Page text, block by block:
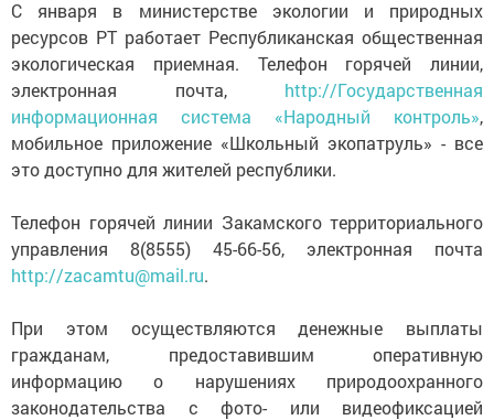
С января в министерстве экологии и природных
ресурсов РТ работает Республиканская общественная
экологическая приемная. Телефон горячей линии,
электронная почта, http://Государственная
информационная система «Народный контроль»,
мобильное приложение «Школьный экопатруль» - все
это доступно для жителей республики.
Телефон горячей линии Закамского территориального
управления 8(8555) 45-66-56, электронная почта
http://zacamtu@mail.ru.
При этом осуществляются денежные выплаты
гражданам, предоставившим оперативную
информацию о нарушениях природоохранного
законодательства с фото- или видеофиксацией